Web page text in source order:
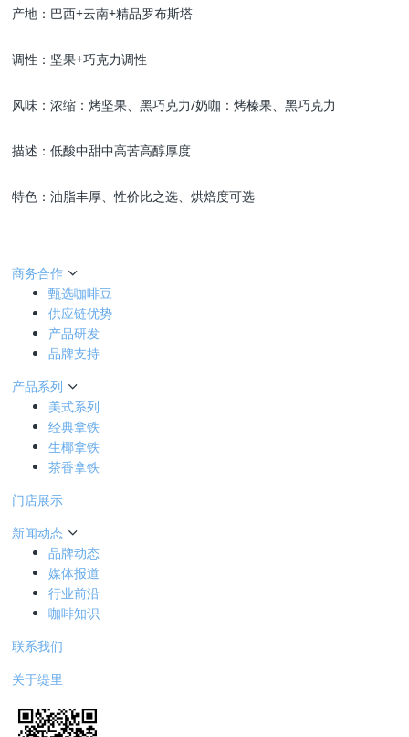
产地：巴西+云南+精品罗布斯塔
调性：坚果+巧克力调性
风味：浓缩：烤坚果、黑巧克力/奶咖：烤榛果、黑巧克力
描述：低酸中甜中高苦高醇厚度
特色：油脂丰厚、性价比之选、烘焙度可选
商务合作
甄选咖啡豆
供应链优势
产品研发
品牌支持
产品系列
美式系列
经典拿铁
生椰拿铁
茶香拿铁
门店展示
新闻动态
品牌动态
媒体报道
行业前沿
咖啡知识
联系我们
关于缇里